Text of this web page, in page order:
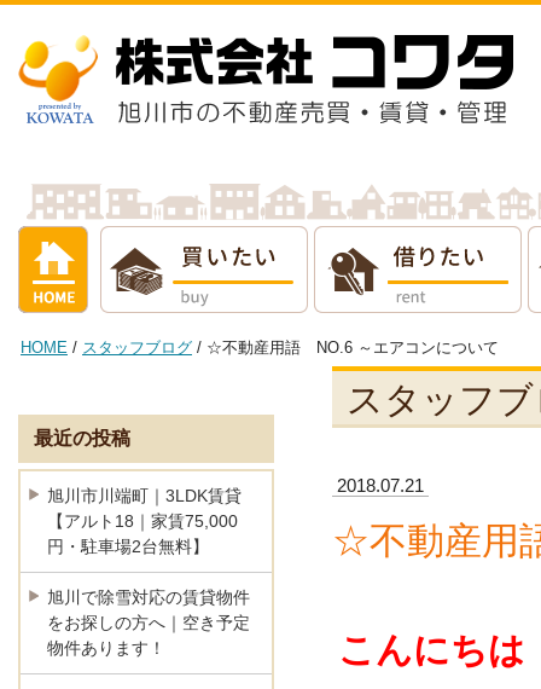
HOME / スタッフブログ / ☆不動産用語 NO.6 ～エアコンについて
スタッフ
2018.07.21
☆不動産用
こんにちは
最近の投稿
旭川市川端町｜3LDK賃貸
【アルト18｜家賃75,000
円・駐車場2台無料】
旭川で除雪対応の賃貸物件
をお探しの方へ｜空き予定
物件あります！